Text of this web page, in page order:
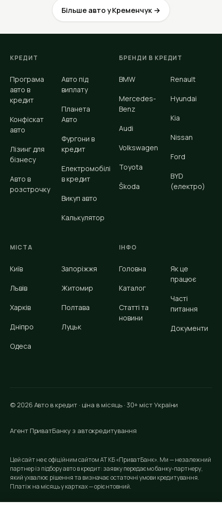
Більше авто у Кременчук →
КРЕДИТ
Програма
авто в
кредит
Конфіскат
авто
Лізинг для
бізнесу
Авто в
розстрочку
Авто під
виплату
Планета
Авто
Фургони в
кредит
Електромобілі
в кредит
Викуп авто
Калькулятор
БРЕНДИ В КРЕДИТ
BMW
Mercedes-
Benz
Audi
Volkswagen
Toyota
Škoda
Renault
Hyundai
Kia
Nissan
Ford
BYD
(електро)
МІСТА
Київ
Львів
Харків
Дніпро
Одеса
Запоріжжя
Житомир
Полтава
Луцьк
ІНФО
Головна
Каталог
Статті та
новини
Як це
працює
Часті
питання
Документи
© 2026 Авто в кредит · ціна в місяць · 30+ міст України
Агент ПриватБанку з автокредитування
Цей сайт не є офіційним сайтом АТ КБ «ПриватБанк». Ми — незалежний
партнер із підбору авто в кредит: заявку передаємо банку-партнеру,
який ухвалює рішення та визначає остаточні умови кредитування.
Платіж на місяць у картках — орієнтовний.